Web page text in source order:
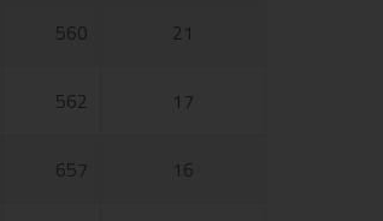
560 21
562 17
657 16